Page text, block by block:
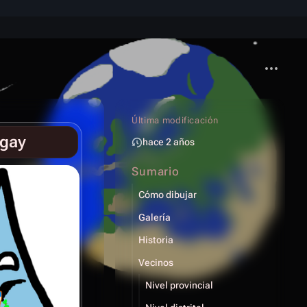
Última modificación
hace 2 años
Sumario
Cómo dibujar
Galería
Historia
Vecinos
Nivel provincial